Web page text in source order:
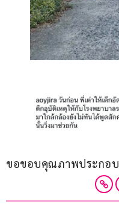
ขอขอบคุณภาพประกอบ